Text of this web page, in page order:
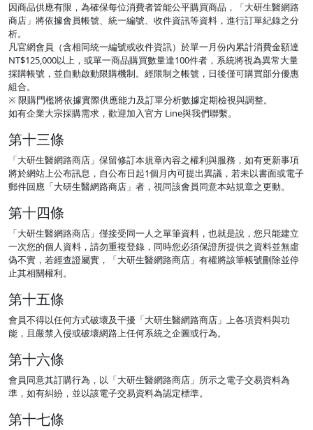
因商品供應有限，為確保每位消費者皆能公平購買商品，「大研生醫網路
商店」將依據會員帳號、統一編號、收件資訊等資料，進行訂單紀錄之分
析。
凡官網會員（含相同統一編號或收件資訊）於單一月份內累計消費金額達
NT$125,000以上，或單一商品購買數量達100件者，系統將視為異常大量
採購帳號，並自動啟動限購機制。經限制之帳號，日後僅可購買部分優惠
組合。
※ 限購門檻將依據實際供應能力及訂單分析數據定期檢視與調整。
如有企業大宗採購需求，歡迎加入官方 Line與我們聯繫。
第十三條
「大研生醫網路商店」保留修訂本規章內容之權利與服務，如有更新事項
將於網站上公布訊息，自公布日起1個月內可提出異議，若未以書面或電子
郵件回應「大研生醫網路商店」者，視同該會員同意本站規章之更動。
第十四條
「大研生醫網路商店」僅接受同一人之單筆資料，也就是說，您只能建立
一次您的個人資料，請勿重複登錄，同時您必須保證所提供之資料並無虛
偽不實，若經查證屬實，「大研生醫網路商店」有權將該筆帳號刪除並停
止其相關權利。
第十五條
會員不得以任何方式破壞及干擾「大研生醫網路商店」上各項資料與功
能，且嚴禁入侵或破壞網路上任何系統之企圖或行為。
第十六條
會員同意其訂購行為，以「大研生醫網路商店」所示之電子交易資料為
準，如有糾紛，並以該電子交易資料為認定標準。
第十七條